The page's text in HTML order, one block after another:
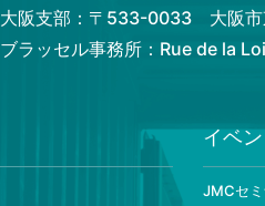
大阪支部：〒533-0033 大阪市
ブラッセル事務所：Rue de la
イベ
JMCセ